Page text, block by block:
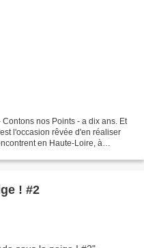
nos Points - a dix ans. Et
l'occasion rêvée d'en réaliser
en Haute-Loire, à
! #2